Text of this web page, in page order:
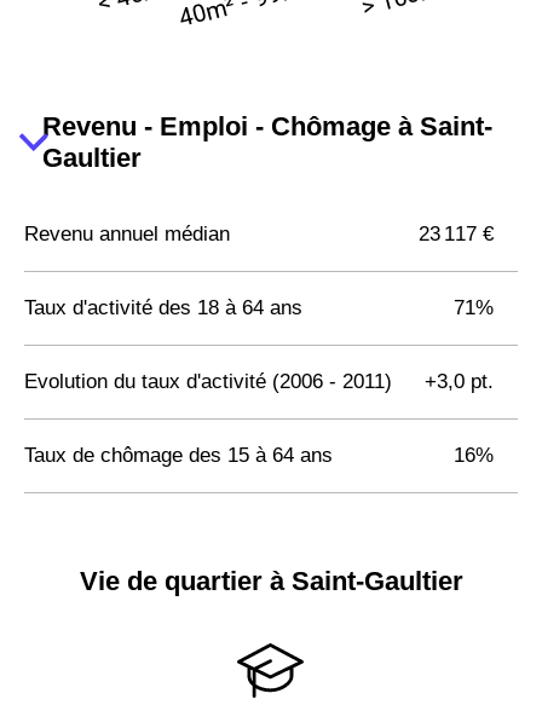
Revenu - Emploi - Chômage à Saint-
Gaultier
Revenu annuel médian 23 117 €
Taux d'activité des 18 à 64 ans 71%
Evolution du taux d'activité (2006 - 2011) +3,0 pt.
Taux de chômage des 15 à 64 ans 16%
Vie de quartier à Saint-Gaultier